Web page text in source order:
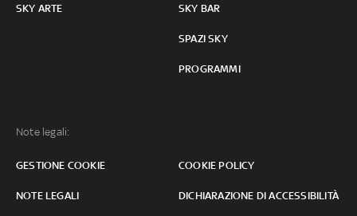
SKY ARTE SKY BAR
SPAZI SKY
PROGRAMMI
Note legali:
GESTIONE COOKIE COOKIE POLICY
NOTE LEGALI DICHIARAZIONE DI ACCESSIBILITÀ